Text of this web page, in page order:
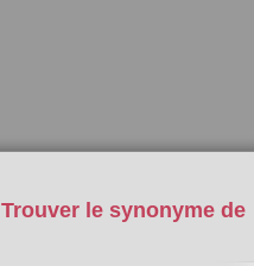
Trouver le synonyme de